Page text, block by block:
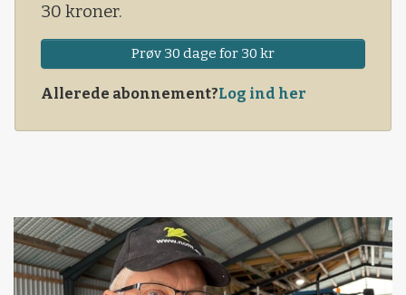
30 kroner.
Prøv 30 dage for 30 kr
Allerede abonnement?Log ind her